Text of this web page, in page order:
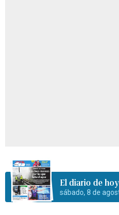
El diario de hoy
sábado, 8 de